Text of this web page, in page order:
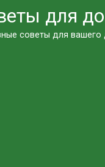
для
советы для